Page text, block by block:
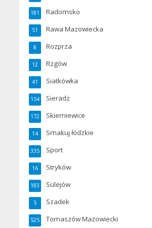
Radomsko
181
Rawa Mazowiecka
51
Rozprza
8
Rzgów
12
Siatkówka
41
Sieradz
154
Skierniewice
172
Smakuj łódzkie
14
Sport
335
Stryków
16
Sulejów
183
Szadek
5
Tomaszów Mazowiecki
525